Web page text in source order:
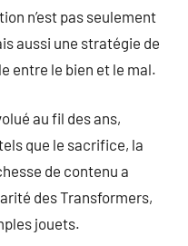
n’est pas seulement
aussi une stratégie de
entre le bien et le mal.
au fil des ans,
que le sacrifice, la
de contenu a
des Transformers,
jouets.